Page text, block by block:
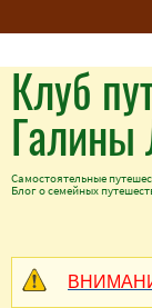
Клуб
Галины
Самостоятельные
Блог о семейных